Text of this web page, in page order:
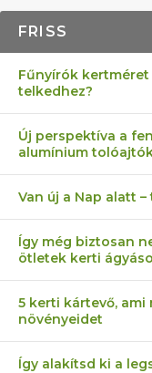
FRISS
Fűnyírók
telkedhez?
Új perspektíva a
alumínium
Van új a Nap alatt
Így még biztosan
ötletek kerti
5 kerti kártevő,
növényeidet
Így alakítsd ki a